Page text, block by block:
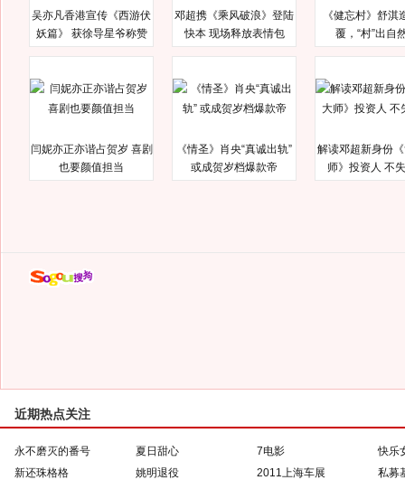
吴亦凡香港宣传《西游伏
妖篇》 获徐导星爷称赞
邓超携《乘风破浪》登陆
快本 现场释放表情包
《健忘村》舒淇
覆，“村”出自
闫妮亦正亦谐占贺岁 喜剧
也要颜值担当
《情圣》肖央“真诚出轨”
或成贺岁档爆款帝
解读邓超新身份
师》投资人 不
近期热点关注
永不磨灭的番号 夏日甜心 7电影
快乐
新还珠格格
姚明退役 2011上海车展
私募